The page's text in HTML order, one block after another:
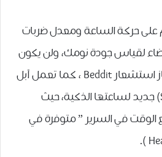
ﻋﻠﻰ ﺣﺮﻛﺔ ﺍﻟﺴﺎﻋﺔ ﻭﻣﻌﺪﻝ ﺿﺮﺑﺎﺕ
ﻟﻘﻴﺎﺱ ﺟﻮﺩﺓ ﻧﻮﻣﻚ، ﻭﻟﻦ يكون
هناك حاجة لاستخدام ﺟﻬﺎﺯ ﺍﺳﺘﺸﻌﺎﺭ Beddit ، ﻛﻤﺎ تعمل ﺁﺑﻞ
ﻋﻠﻰ ﺗﻄﻮﻳﺮ ﺗﻄﺒﻴﻖ ‏( Sleep‏) ﺟﺪﻳﺪ ﻟﺴﺎﻋﺘﻬﺎ ﺍﻟﺬﻛﻴﺔ، ﺣﻴﺚ
ﺍﻟﻮﻗﺖ ﻓﻲ ﺍﻟﺴﺮﻳﺮ ” ﻣﺘﻮﻓﺮﺓ ﻓﻲ